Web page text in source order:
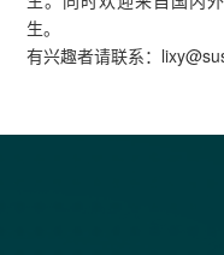
生。
有兴趣者请联系：